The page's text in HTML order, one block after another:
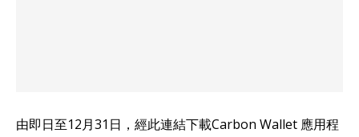
由即日至12月31日，經此連結下載Carbon Wallet 應用程